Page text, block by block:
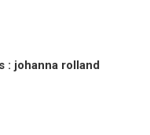
: johanna rolland